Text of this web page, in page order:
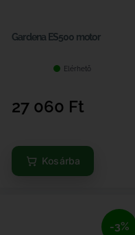
Gardena ES500 motor
Elérhető
27 060 Ft
Kosárba
-3%